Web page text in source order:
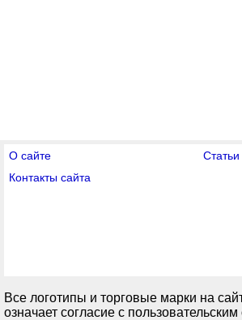
О сайте
Контакты сайта
Все логотипы и торговые марки на
означает согласие с